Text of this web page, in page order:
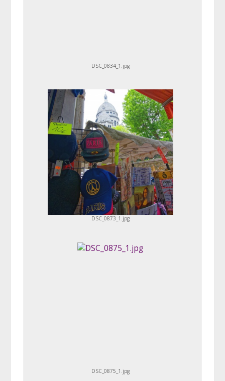
DSC_0834_1.jpg
DSC_0873_1.jpg
DSC_0875_1.jpg